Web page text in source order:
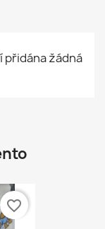
přidána žádná
favorite_border